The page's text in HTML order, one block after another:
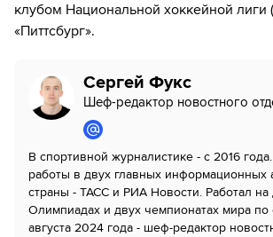
клубом Национальной хоккейной лиги
«Питтсбург».
Сергей Фукс
Шеф-редактор новостного
В спортивной журналистике - с 2016
работы в двух главных информационных
страны - ТАСС и РИА Новости. Работал на
Олимпиадах и двух чемпионатах мира по
августа 2024 года - шеф-редактор